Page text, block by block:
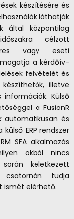
készítésére és
láthatják
által központilag
célzott
vagy eseti
a kérdőív-
felvételét és
illetve
Külső
a FusionR
automatikusan és
ERP rendszer
SFA alkalmazás
okból nincs
keletkezett
tudja
ismét elérhető.